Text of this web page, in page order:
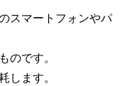
スマートフォンやパ
のです。
します。